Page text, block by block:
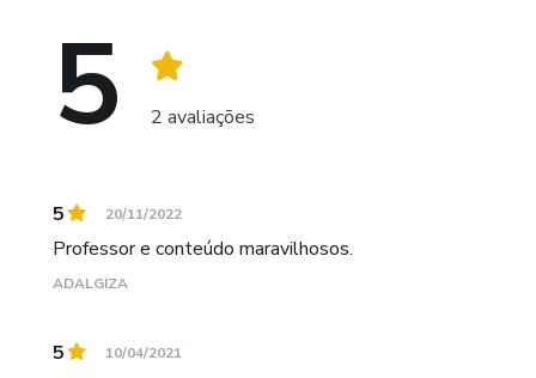
5 2 avaliações
5 20/11/2022
Professor e conteúdo maravilhosos.
ADALGIZA
5 10/04/2021